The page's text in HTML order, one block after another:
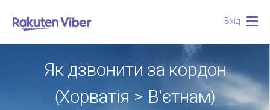
Вхід
Як дзвонити за кордон
(Хорватія > В'єтнам)